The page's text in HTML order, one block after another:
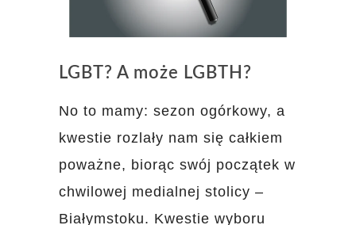
LGBT? A może LGBTH?
No to mamy: sezon ogórkowy, a
kwestie rozlały nam się całkiem
poważne, biorąc swój początek w
chwilowej medialnej stolicy –
Białymstoku. Kwestie wyboru